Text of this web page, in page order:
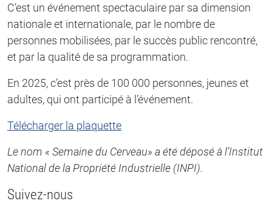
C’est un événement spectaculaire par sa dimension
nationale et internationale, par le nombre de
personnes mobilisées, par le succès public rencontré,
et par la qualité de sa programmation.
En 2025, c’est près de 100 000 personnes, jeunes et
adultes, qui ont participé à l’événement.
Télécharger la plaquette
Le nom « Semaine du Cerveau» a été déposé à l’Institut
National de la Propriété Industrielle (INPI).
Suivez-nous